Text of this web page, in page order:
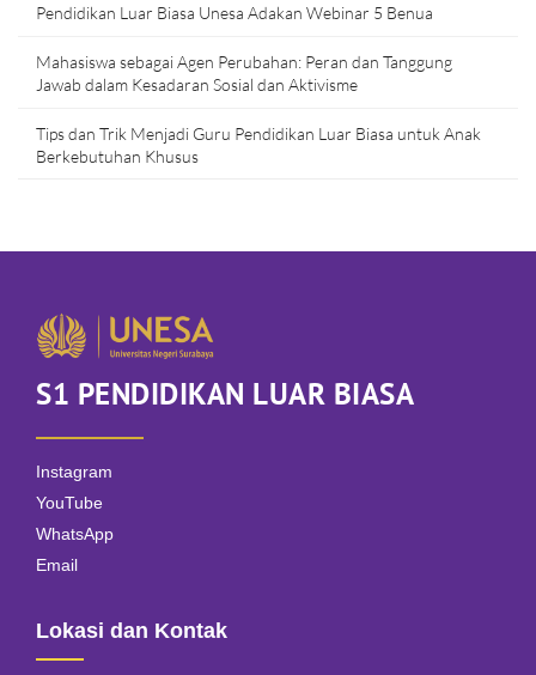
Pendidikan Luar Biasa Unesa Adakan Webinar 5 Benua
Mahasiswa sebagai Agen Perubahan: Peran dan Tanggung
Jawab dalam Kesadaran Sosial dan Aktivisme
Tips dan Trik Menjadi Guru Pendidikan Luar Biasa untuk Anak
Berkebutuhan Khusus
S1 PENDIDIKAN LUAR BIASA
Instagram
YouTube
WhatsApp
Email
Lokasi dan Kontak